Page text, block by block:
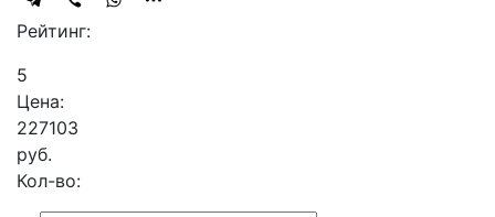
Рейтинг:
5
Цена:
227103
руб.
Кол-во: